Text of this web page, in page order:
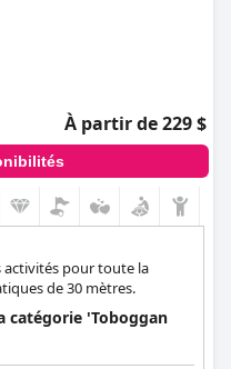
À partir de 229 $
activités pour toute la
de 30 mètres.
catégorie 'Toboggan